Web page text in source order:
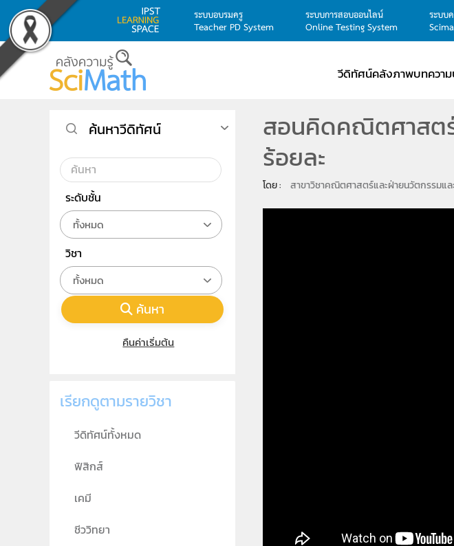
Skip to main content
ระบบอบรมครู
Teacher PD System
ระบบการสอบออนไลน์
Online Testing System
ระบบ
วีดิทัศน์คลังภาพบทความ
สอนคิดคณิตศาสต
ร้อยละ
โดย : สาขาวิชาคณิตศาสตร์และฝ่ายนวัตกรรมและ
ค้นหาวีดิทัศน์
ระดับชั้น
ทั้งหมด
วิชา
ทั้งหมด
ค้นหา
คืนค่าเริ่มต้น
เรียกดูตามรายวิชา
วีดิทัศน์ทั้งหมด
ฟิสิกส์
เคมี
ชีววิทยา